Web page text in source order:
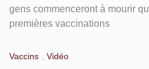
gens commenceront à mourir
premières vaccinations
Vaccins , Vidéo